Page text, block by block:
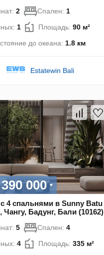
2 Спален: 1
1 Площадь: 90 м²
до океана: 1.8 км
Estatewin Bali
000
4 спальнями в Sunny Batu
Чангу, Бадунг, Бали (10162)
5 Спален: 4
4 Площадь: 335 м²